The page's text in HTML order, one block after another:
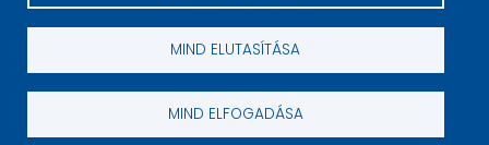
MIND ELUTASÍTÁSA
MIND ELFOGADÁSA
© 2026 pénzügy.sk
webdesign by